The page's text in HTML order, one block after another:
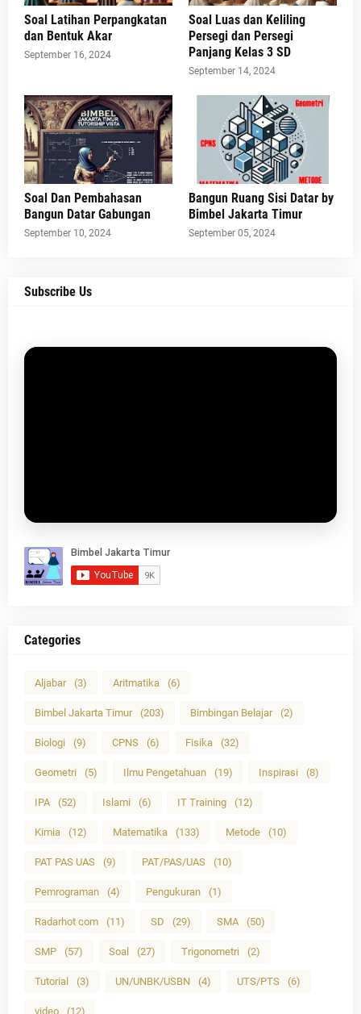
Soal Latihan Perpangkatan
dan Bentuk Akar
September 16, 2024
Soal Luas dan Keliling
Persegi dan Persegi
Panjang Kelas 3 SD
September 14, 2024
Soal Dan Pembahasan
Bangun Datar Gabungan
September 10, 2024
Bangun Ruang Sisi Datar by
Bimbel Jakarta Timur
September 05, 2024
Subscribe Us
Categories
Aljabar (3) Aritmatika (6)
Bimbel Jakarta Timur (203) Bimbingan Belajar (2)
Biologi (9) CPNS (6) Fisika (32)
Geometri (5) Ilmu Pengetahuan (19) Inspirasi (8)
IPA (52) Islami (6) IT Training (12)
Kimia (12) Matematika (133) Metode (10)
PAT PAS UAS (9) PAT/PAS/UAS (10)
Pemrograman (4) Pengukuran (1)
Radarhot com (11) SD (29) SMA (50)
SMP (57) Soal (27) Trigonometri (2)
Tutorial (3) UN/UNBK/USBN (4) UTS/PTS (6)
video (12)